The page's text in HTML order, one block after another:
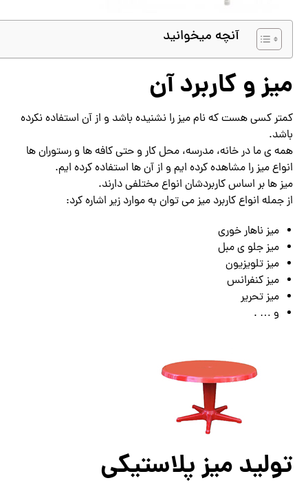
آنچه میخوانید
میز و کاربرد آن
کمتر کسی هست که نام میز را نشنیده باشد و از آن استفاده نکرده
باشد.
همه ی ما در خانه، مدرسه، محل کار و حتی کافه ها و رستوران ها
انواع میز را مشاهده کرده ایم و از آن ها استفاده کرده ایم.
میز ها بر اساس کاربردشان انواع مختلفی دارند.
از جمله انواع کاربرد میز می توان به موارد زیر اشاره کرد:
میز ناهار خوری
میز جلو ی مبل
میز تلویزیون
میز کنفرانس
میز تحریر
و … .
تولید میز پلاستیکی